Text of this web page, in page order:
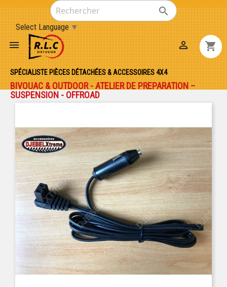

Select Language ▼
 shopping_cart

SPÉCIALISTE PIÈCES DÉTACHÉES & ACCESSOIRES 4X4
BIVOUAC & OUTDOOR - ATELIER DE PREPARATION –
SUSPENSION - OFFROAD